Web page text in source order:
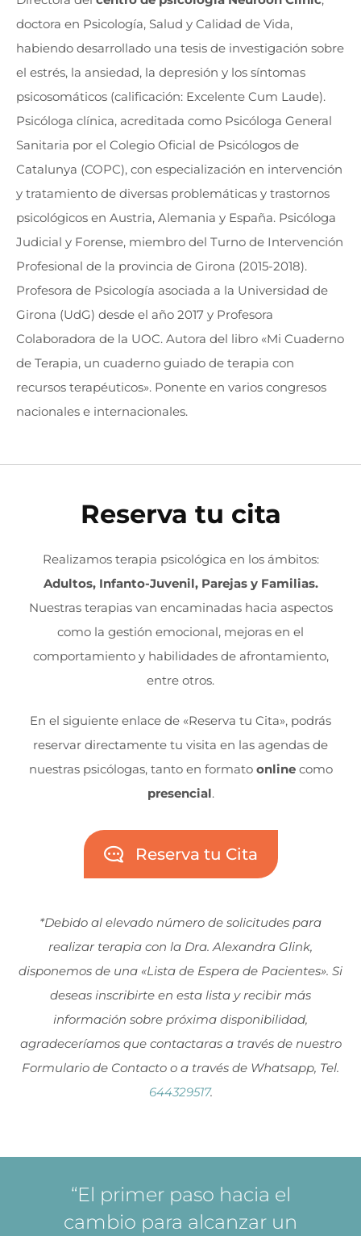
doctora en Psicología, Salud y Calidad de Vida,
habiendo desarrollado una tesis de investigación sobre
el estrés, la ansiedad, la depresión y los síntomas
psicosomáticos (calificación: Excelente Cum Laude).
Psicóloga clínica, acreditada como Psicóloga General
Sanitaria por el Colegio Oficial de Psicólogos de
Catalunya (COPC), con especialización en intervención
y tratamiento de diversas problemáticas y trastornos
psicológicos en Austria, Alemania y España. Psicóloga
Judicial y Forense, miembro del Turno de Intervención
Profesional de la provincia de Girona (2015-2018).
Profesora de Psicología asociada a la Universidad de
Girona (UdG) desde el año 2017 y Profesora
Colaboradora de la UOC. Autora del libro «Mi Cuaderno
de Terapia, un cuaderno guiado de terapia con
recursos terapéuticos». Ponente en varios congresos
nacionales e internacionales.
Reserva tu cita
Realizamos terapia psicológica en los ámbitos:
Adultos, Infanto-Juvenil, Parejas y Familias.
Nuestras terapias van encaminadas hacia aspectos
como la gestión emocional, mejoras en el
comportamiento y habilidades de afrontamiento,
entre otros.
En el siguiente enlace de «Reserva tu Cita», podrás
reservar directamente tu visita en las agendas de
nuestras psicólogas, tanto en formato onlinecomo
presencial.
Reserva tu Cita
*Debido al elevado número de solicitudes para
realizar terapia con la Dra. Alexandra Glink,
disponemos de una «Lista de Espera de Pacientes». Si
deseas inscribirte en esta lista y recibir más
información sobre próxima disponibilidad,
agradeceríamos que contactaras a través de nuestro
Formulario de Contacto o a través de Whatsapp, Tel.
644329517.
“El primer paso hacia el
cambio para alcanzar un